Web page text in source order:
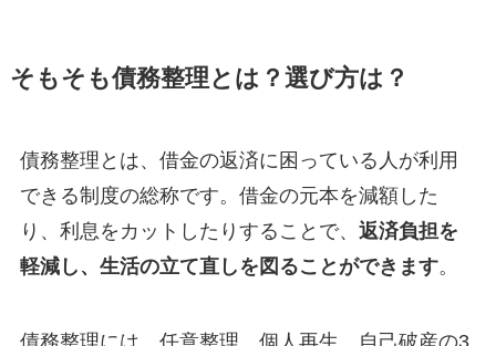
そもそも債務整理とは？選び方は？
債務整理とは、借金の返済に困っている人が利用
できる制度の総称です。借金の元本を減額した
り、利息をカットしたりすることで、 返済負担を
軽減し、生活の立て直しを図ることができます。